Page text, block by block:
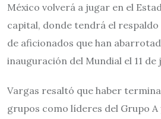
México volverá a jugar en el
capital, donde tendrá el respaldo
de aficionados que han
inauguración del Mundial el 11 de
Vargas resaltó que haber
grupos como líderes del Grupo